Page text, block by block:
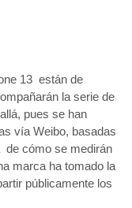
13 están de
la serie de
pues se han
vía Weibo, basadas
de cómo se medirán
marca ha tomado la
públicamente los